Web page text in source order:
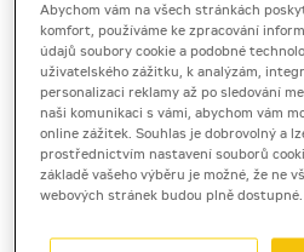
1991– SpolečnostPhoenix
zástupcemCaterpillarv
Zeppelin Metallwerke
Baumaschinen GmbH),
Zeppelin, spol. s r.o.
České a Slovenské
strojů a zařízení, které
odpovídajícího zabezpečení
Abychom vám na všech stránkách
komfort, používáme ke zpracování
údajů soubory cookie a podobné
uživatelského zážitku, k analýzám,
personalizaci reklamy až po sledování
naši komunikaci s vámi, abychom vám
online zážitek. Souhlas je dobrovolný a
prostřednictvím nastavení souborů
základě vašeho výběru je možné, že ne
webových stránek budou plně dostupné.